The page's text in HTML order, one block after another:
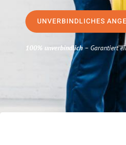
UNVERBINDLICHES
100% unverbindlich– Garantiert